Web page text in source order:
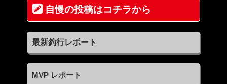
自慢の投稿はコチラから
MVP レポート